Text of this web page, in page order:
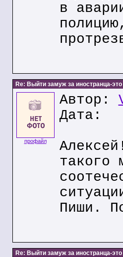
в
Re: Выйти замуж за иностранца-
профайл
Автор:
Дата:
такого
Пиши.
Re: Выйти замуж за иностранца-